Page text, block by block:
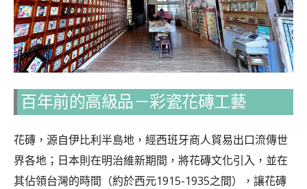
百年前的高級品－彩瓷花磚工藝
花磚，源自伊比利半島地，經西班牙商人貿易出口流傳世
界各地；日本則在明治維新期間，將花磚文化引入，並在
其佔領台灣的時間（約於西元1915-1935之間），讓花磚